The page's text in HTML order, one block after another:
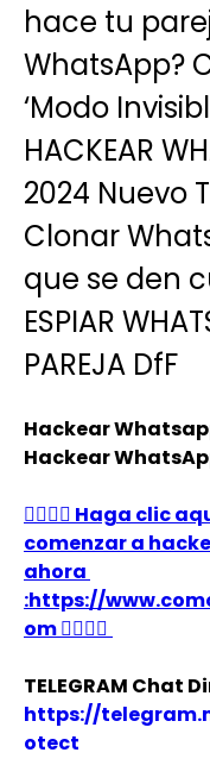
hace tu
WhatsApp?
‘Modo
HACKEAR
2024 Nuevo
Clonar
que se den
ESPIAR
PAREJA DfF
Hackear
Hackear
👉🏻👉🏻 Haga clic
comenzar a
ahora
:https://
om 👈🏻👈🏻
TELEGRAM Chat
https://
otect